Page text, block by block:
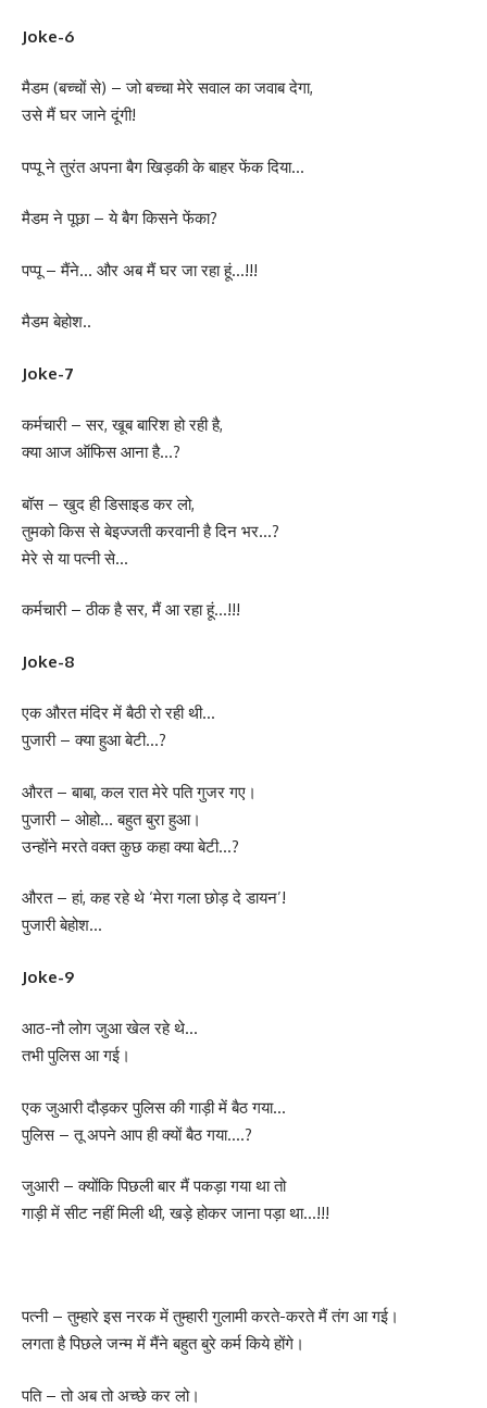
Joke-6
मैडम (बच्चों से) – जो बच्चा मेरे सवाल का जवाब देगा,
उसे मैं घर जाने दूंगी!
पप्पू ने तुरंत अपना बैग खिड़की के बाहर फेंक दिया…
मैडम ने पूछा – ये बैग किसने फेंका?
पप्पू – मैंने… और अब मैं घर जा रहा हूं…!!!
मैडम बेहोश..
Joke-7
कर्मचारी – सर, खूब बारिश हो रही है,
क्या आज ऑफिस आना है…?
बॉस – खुद ही डिसाइड कर लो,
तुमको किस से बेइज्जती करवानी है दिन भर…?
मेरे से या पत्नी से…
कर्मचारी – ठीक है सर, मैं आ रहा हूं…!!!
Joke-8
एक औरत मंदिर में बैठी रो रही थी…
पुजारी – क्या हुआ बेटी…?
औरत – बाबा, कल रात मेरे पति गुजर गए।
पुजारी – ओहो… बहुत बुरा हुआ।
उन्होंने मरते वक्त कुछ कहा क्या बेटी…?
औरत – हां, कह रहे थे ‘मेरा गला छोड़ दे डायन’!
पुजारी बेहोश…
Joke-9
आठ-नौ लोग जुआ खेल रहे थे…
तभी पुलिस आ गई।
एक जुआरी दौड़कर पुलिस की गाड़ी में बैठ गया…
पुलिस – तू अपने आप ही क्यों बैठ गया….?
जुआरी – क्योंकि पिछली बार मैं पकड़ा गया था तो
गाड़ी में सीट नहीं मिली थी, खड़े होकर जाना पड़ा था…!!!
पत्नी – तुम्हारे इस नरक में तुम्हारी गुलामी करते-करते मैं तंग आ गई।
लगता है पिछले जन्म में मैंने बहुत बुरे कर्म किये होंगे।
पति – तो अब तो अच्छे कर लो।